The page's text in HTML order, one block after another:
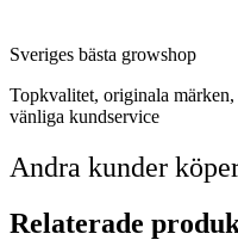
Sveriges bästa growshop
Topkvalitet, originala
vänliga kundservice
Andra kunder
Relaterade